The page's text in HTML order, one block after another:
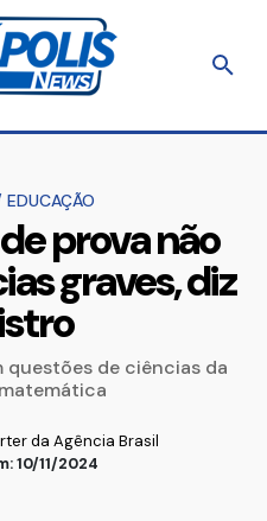
EDUCAÇÃO
prova não
graves, diz
de ciências da
da Agência Brasil
10/11/2024